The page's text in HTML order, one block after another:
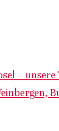
– unsere